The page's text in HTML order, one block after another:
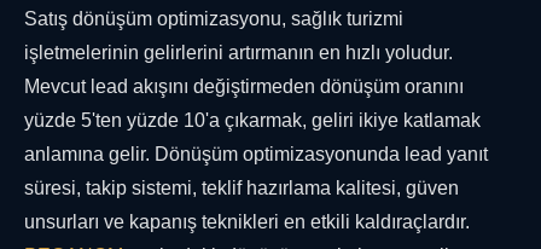
Satış dönüşüm optimizasyonu, sağlık turizmi
işletmelerinin gelirlerini artırmanın en hızlı yoludur.
Mevcut lead akışını değiştirmeden dönüşüm oranını
yüzde 5'ten yüzde 10'a çıkarmak, geliri ikiye katlamak
anlamına gelir. Dönüşüm optimizasyonunda lead yanıt
süresi, takip sistemi, teklif hazırlama kalitesi, güven
unsurları ve kapanış teknikleri en etkili kaldıraçlardır.